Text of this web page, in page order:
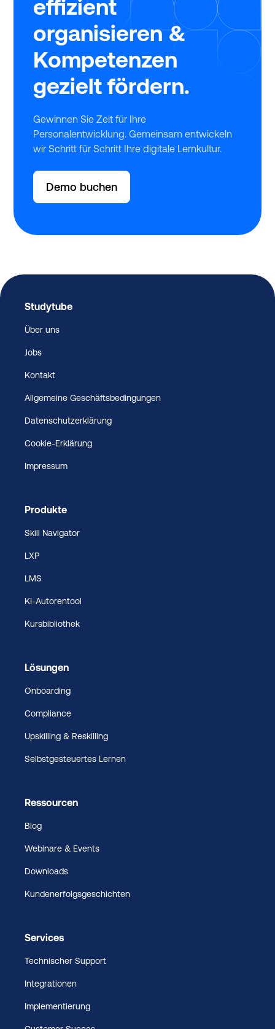
effizient
organisieren &
Kompetenzen
gezielt fördern.
Gewinnen Sie Zeit für Ihre
Personalentwicklung. Gemeinsam entwickeln
wir Schritt für Schritt Ihre digitale Lernkultur.
Demo buchen
Studytube
Über uns
Jobs
Kontakt
Allgemeine Geschäftsbedingungen
Datenschutzerklärung
Cookie-Erklärung
Impressum
Produkte
Skill Navigator
LXP
LMS
KI-Autorentool
Kursbibliothek
Lösungen
Onboarding
Compliance
Upskilling & Reskilling
Selbstgesteuertes Lernen
Ressourcen
Blog
Webinare & Events
Downloads
Kundenerfolgsgeschichten
Services
Technischer Support
Integrationen
Implementierung